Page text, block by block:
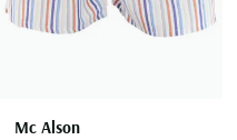
Mc Alson